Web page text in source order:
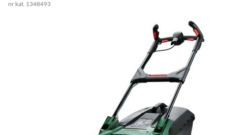
nr kat. 1348493